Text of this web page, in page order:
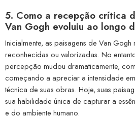
5. Como a recepção crítica
Van Gogh evoluiu ao longo
Inicialmente, as paisagens de Van
reconhecidas ou valorizadas. No
percepção mudou dramaticamente,
começando a apreciar a intensidade
técnica de suas obras. Hoje, suas
sua habilidade única de capturar a
e do ambiente humano.